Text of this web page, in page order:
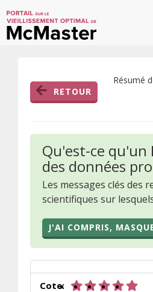
RETOUR
Résumé
Qu'est-ce qu'un
des données
Les messages clés des
scientifiques sur
J'AI COMPRIS,
Cote: